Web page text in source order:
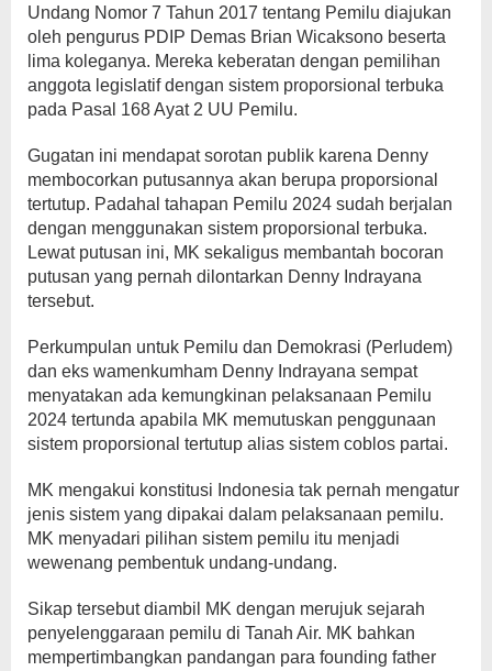
Undang Nomor 7 Tahun 2017 tentang Pemilu diajukan
oleh pengurus PDIP Demas Brian Wicaksono beserta
lima koleganya. Mereka keberatan dengan pemilihan
anggota legislatif dengan sistem proporsional terbuka
pada Pasal 168 Ayat 2 UU Pemilu.
Gugatan ini mendapat sorotan publik karena Denny
membocorkan putusannya akan berupa proporsional
tertutup. Padahal tahapan Pemilu 2024 sudah berjalan
dengan menggunakan sistem proporsional terbuka.
Lewat putusan ini, MK sekaligus membantah bocoran
putusan yang pernah dilontarkan Denny Indrayana
tersebut.
Perkumpulan untuk Pemilu dan Demokrasi (Perludem)
dan eks wamenkumham Denny Indrayana sempat
menyatakan ada kemungkinan pelaksanaan Pemilu
2024 tertunda apabila MK memutuskan penggunaan
sistem proporsional tertutup alias sistem coblos partai.
MK mengakui konstitusi Indonesia tak pernah mengatur
jenis sistem yang dipakai dalam pelaksanaan pemilu.
MK menyadari pilihan sistem pemilu itu menjadi
wewenang pembentuk undang-undang.
Sikap tersebut diambil MK dengan merujuk sejarah
penyelenggaraan pemilu di Tanah Air. MK bahkan
mempertimbangkan pandangan para founding father